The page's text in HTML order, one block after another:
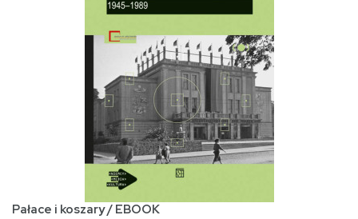
Pałace i koszary / EBOOK